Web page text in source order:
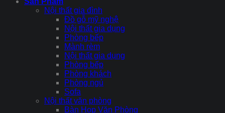
Nội thất gia đình
Đồ gỗ mỹ nghệ
Nội thất gia dụng
Phòng bếp
Mành rèm
Nội thất gia dụng
Phòng bếp
Phòng khách
Phòng ngủ
Sofa
Nội thất văn phòng
Bàn Họp Văn Phòng